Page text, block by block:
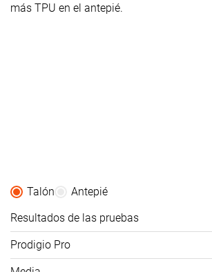
más TPU en el antepié.
Talón
Antepié
Resultados de las pruebas
Prodigio Pro